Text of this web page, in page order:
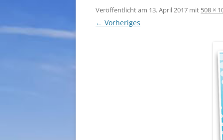
Veröffentlicht am 13. April 2017 mit 508 ×
← Vorheriges